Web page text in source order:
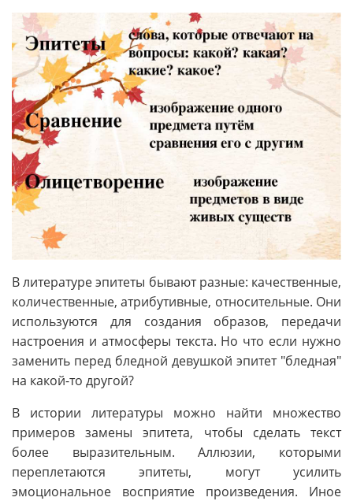
В литературе эпитеты бывают разные: качественные,
количественные, атрибутивные, относительные. Они
используются для создания образов, передачи
настроения и атмосферы текста. Но что если нужно
заменить перед бледной девушкой эпитет "бледная"
на какой-то другой?
В истории литературы можно найти множество
примеров замены эпитета, чтобы сделать текст
более выразительным. Аллюзии, которыми
переплетаются эпитеты, могут усилить
эмоциональное восприятие произведения. Иное